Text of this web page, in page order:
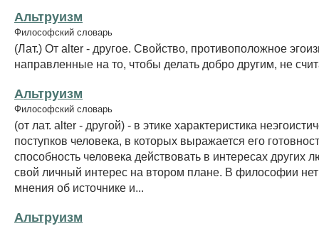
Альтруизм
Философский словарь
(Лат.) От alter - другое. Свойство, противоположное
направленные на то, чтобы делать добро другим, не
Альтруизм
Философский словарь
(от лат. alter - другой) - в этике характеристика
поступков человека, в которых выражается его
способность человека действовать в интересах других
свой личный интерес на втором плане. В философии
мнения об источнике и...
Альтруизм